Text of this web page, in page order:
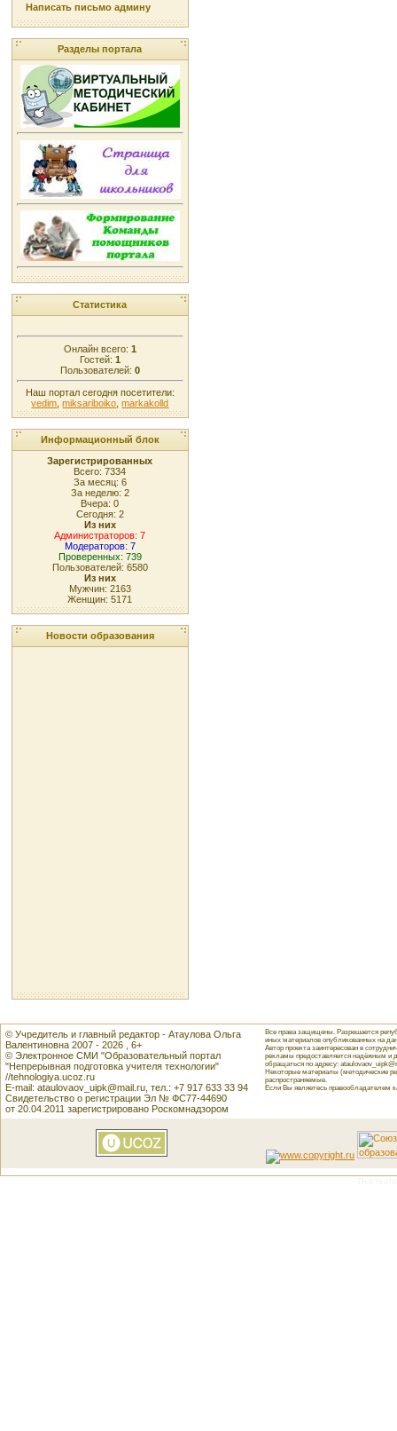
Написать письмо админу
Разделы портала
Статистика
Онлайн всего: 1
Гостей: 1
Пользователей: 0
Наш портал сегодня посетители:
vedim ,miksariboiko ,markakolld
Информационный блок
Зарегистрированных
Всего: 7334
За месяц: 6
За неделю: 2
Вчера: 0
Сегодня: 2
Из них
Администраторов: 7
Модераторов: 7
Проверенных: 739
Пользователей: 6580
Из них
Мужчин: 2163
Женщин: 5171
Новости образования
© Учредитель и главный редактор - Атаулова Ольга
Валентиновна 2007 - 2026 , 6+
© Электронное СМИ "Образовательный портал
"Непрерывная подготовка учителя технологии"
//tehnologiya.ucoz.ru
E-mail: ataulovaov_uipk@mail.ru, тел.: +7 917 633 33 94
Свидетельство о регистрации Эл № ФС77-44690
от 20.04.2011 зарегистрировано Роскомнадзором
Все права защищены. Разрешается
иных материалов опубликованных на
Автор проекта заинтересован в
рекламы предоставляется надёжным и
обращаться по адресу:
Некоторые материалы (методические
распространяемые.
Если Вы являетесь правообладателем